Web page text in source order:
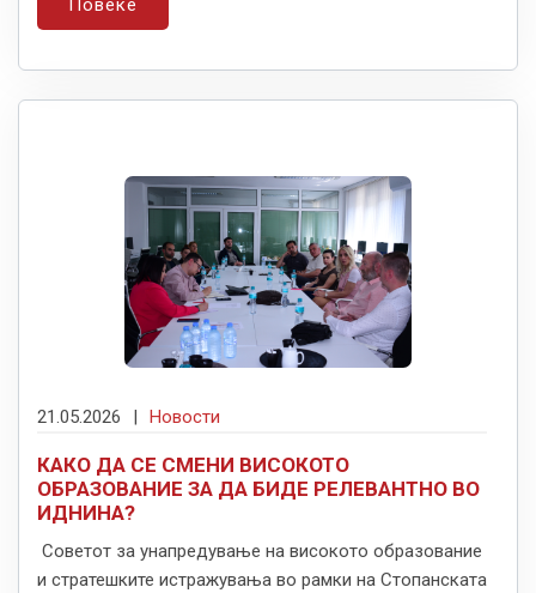
Повеќе
21.05.2026 | Новости
КАКО ДА СЕ СМЕНИ ВИСОКОТО
ОБРАЗОВАНИЕ ЗА ДА БИДЕ РЕЛЕВАНТНО ВО
ИДНИНА?
Советот за унапредување на високото образование
и стратешките истражувања во рамки на Стопанската